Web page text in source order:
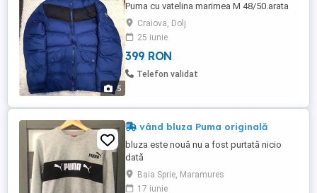
5
Puma cu vatelina marimea M 48/50.arata
impecabil.Geaca Fila cu puf marimea
XXL.gecile au fost decât probate.pretul
este pe o bucata.vizualizati anunțurile
mele unde se găsesc doar produse
originale.
Craiova, Dolj
25 iunie
399 RON
Telefon validat
vând bluza Puma originală
bluza este nouă nu a fost purtată nicio
dată
Baia Sprie, Maramures
17 iunie